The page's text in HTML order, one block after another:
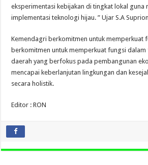
eksperimentasi kebijakan di tingkat lokal guna
implementasi teknologi hijau. ” Ujar S.A
Kemendagri berkomitmen untuk memperkuat
berkomitmen untuk memperkuat fungsi
daerah yang berfokus pada pembangunan
mencapai keberlanjutan lingkungan dan
secara holistik.
Editor : RON